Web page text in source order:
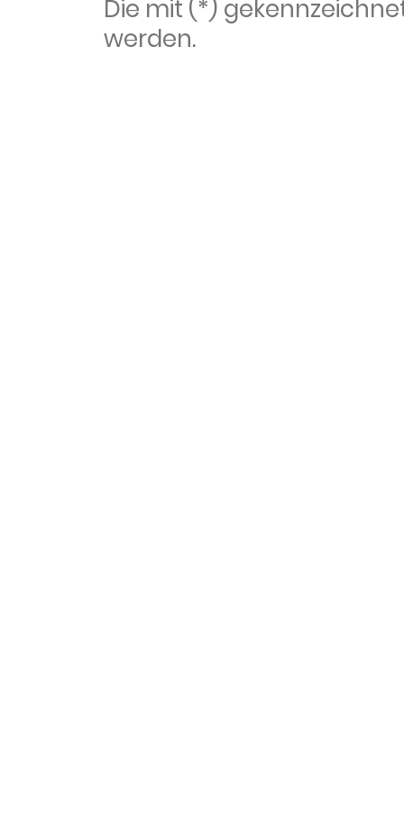
Die mit (*)
werden.